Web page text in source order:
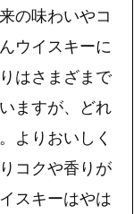
の味わいやコ
ウイスキーに
はさまざまで
ますが、どれ
よりおいしく
コクや香りが
スキーはやは